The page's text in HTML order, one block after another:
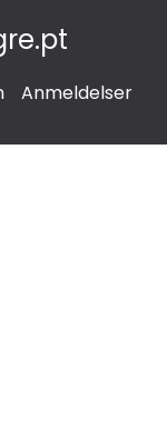
Anmeldelser